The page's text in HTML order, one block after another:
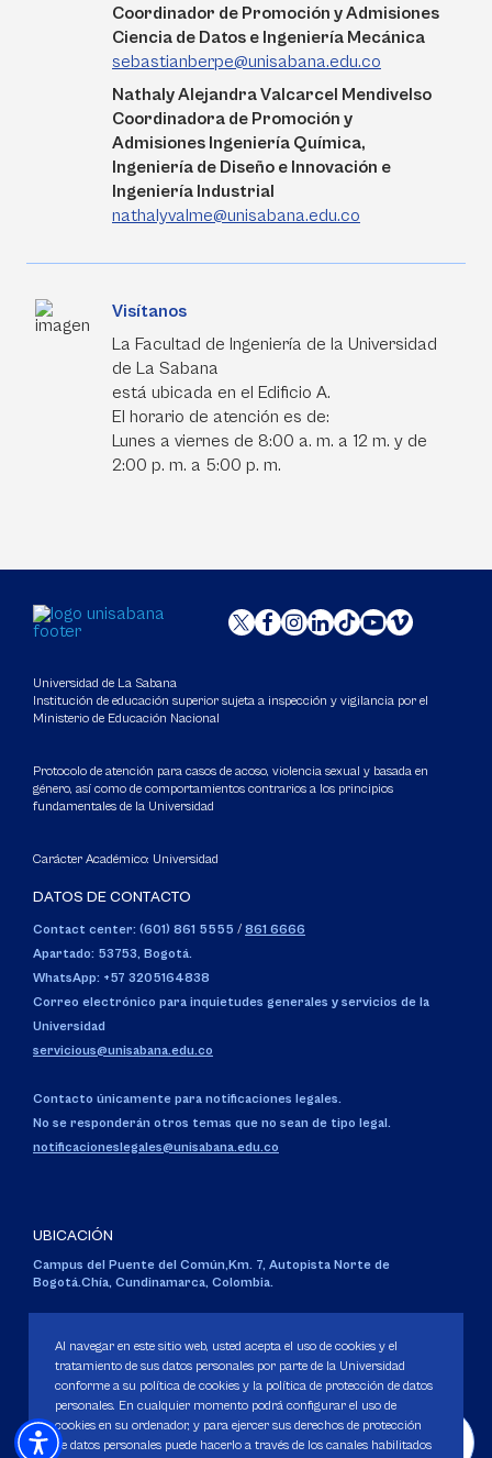
Coordinador de Promoción y Admisiones
Ciencia de Datos e Ingeniería Mecánica
sebastianberpe@unisabana.edu.co
Nathaly Alejandra Valcarcel Mendivelso
Coordinadora de Promoción y
Admisiones Ingeniería Química,
Ingeniería de Diseño e Innovación e
Ingeniería Industrial
nathalyvalme@unisabana.edu.co
Visítanos
La Facultad de Ingeniería de la Universidad
de La Sabana
está ubicada en el Edificio A.
El horario de atención es de:
Lunes a viernes de 8:00 a. m. a 12 m. y de
2:00 p. m. a 5:00 p. m.
Universidad de La Sabana
Institución de educación superior sujeta a inspección y vigilancia por el
Ministerio de Educación Nacional
Protocolo de atención para casos de acoso, violencia sexual y basada en
género, así como de comportamientos contrarios a los principios
fundamentales de la Universidad
Carácter Académico: Universidad
DATOS DE CONTACTO
Contact center: (601) 861 5555 / 861 6666
Apartado: 53753, Bogotá.
WhatsApp: +57 3205164838
Correo electrónico para inquietudes generales y servicios de la
Universidad
servicious@unisabana.edu.co
Contacto únicamente para notificaciones legales.
No se responderán otros temas que no sean de tipo legal.
notificacioneslegales@unisabana.edu.co
UBICACIÓN
Campus del Puente del Común,Km. 7, Autopista Norte de
Bogotá.Chía, Cundinamarca, Colombia.
Personería Jurídica:Resolución 130 del 14 de enero de 1980.
Ministerio de Educación Nacional.
Al navegar en este sitio web, usted acepta el uso de cookies y el
tratamiento de sus datos personales por parte de la Universidad
conforme a su política de cookies y la política de protección de datos
personales. En cualquier momento podrá configurar el uso de
cookies en su ordenador, y para ejercer sus derechos de protección
de datos personales puede hacerlo a través de los canales habilitados